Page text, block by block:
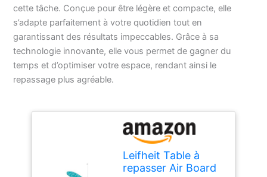
cette tâche. Conçue pour être légère et compacte, elle
s’adapte parfaitement à votre quotidien tout en
garantissant des résultats impeccables. Grâce à sa
technologie innovante, elle vous permet de gagner du
temps et d’optimiser votre espace, rendant ainsi le
repassage plus agréable.
Leifheit Table à
repasser Air Board